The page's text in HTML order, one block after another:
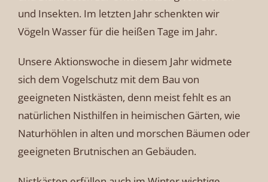
und Insekten. Im letzten Jahr schenkten wir
Vögeln Wasser für die heißen Tage im Jahr.
Unsere Aktionswoche in diesem Jahr widmete
sich dem Vogelschutz mit dem Bau von
geeigneten Nistkästen, denn meist fehlt es an
natürlichen Nisthilfen in heimischen Gärten, wie
Naturhöhlen in alten und morschen Bäumen oder
geeigneten Brutnischen an Gebäuden.